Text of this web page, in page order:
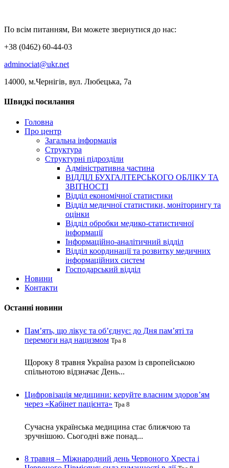
По всім питанням, Ви можете звернутися до нас:
+38 (0462) 60-44-03
adminociat@ukr.net
14000, м.Чернігів, вул. Любецька, 7а
Швидкі посилання
Головна
Про центр
Загальна інформація
Структура
Структурні підрозділи
Адміністративна частина
ВІДДІЛ БУХГАЛТЕРСЬКОГО ОБЛІКУ ТА
ЗВІТНОСТІ
Відділ економічної статистики
Відділ медичної статистики, моніторингу та
оцінки
Відділ обробки медико-статистичної
інформації
Інформаційно-аналітичний відділ
Відділ координації та розвитку медичних
інформаційних систем
Господарський відділ
Новини
Контакти
Останні новини
Пам’ять, що лікує та об’єднує: до Дня пам’яті та
перемоги над нацизмом Тра 8
Щороку 8 травня Україна разом із європейською
спільнотою відзначає День...
Цифровізація медицини: керуйте власним здоров’ям
через «Кабінет пацієнта» Тра 8
Сучасна українська медицина стає ближчою та
зручнішою. Сьогодні вже понад...
8 травня – Міжнародний день Червоного Хреста і